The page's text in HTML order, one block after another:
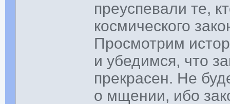
преуспевали те,
космического
Просмотрим
и убедимся, что
прекрасен. Не
о мщении, ибо